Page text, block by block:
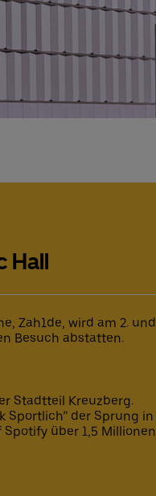
Hall
Zah1de, wird am 2. und
Besuch abstatten.
Stadtteil Kreuzberg.
Sportlich” der Sprung in
über 1,5 Millionen